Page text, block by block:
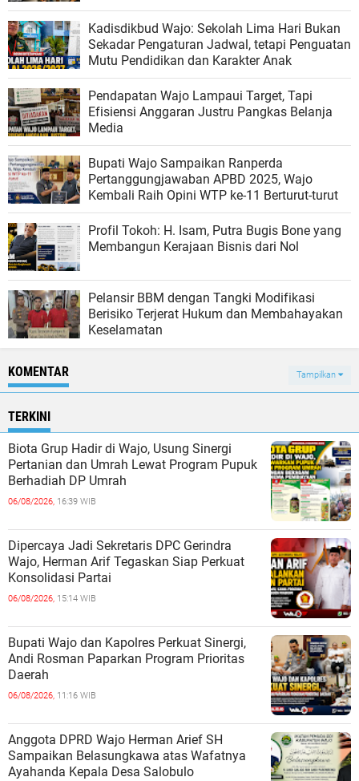
Kadisdikbud Wajo: Sekolah Lima Hari Bukan
Sekadar Pengaturan Jadwal, tetapi Penguatan
Mutu Pendidikan dan Karakter Anak
Pendapatan Wajo Lampaui Target, Tapi
Efisiensi Anggaran Justru Pangkas Belanja
Media
Bupati Wajo Sampaikan Ranperda
Pertanggungjawaban APBD 2025, Wajo
Kembali Raih Opini WTP ke-11 Berturut-turut
Profil Tokoh: H. Isam, Putra Bugis Bone yang
Membangun Kerajaan Bisnis dari Nol
Pelansir BBM dengan Tangki Modifikasi
Berisiko Terjerat Hukum dan Membahayakan
Keselamatan
KOMENTAR Tampilkan
TERKINI
Biota Grup Hadir di Wajo, Usung Sinergi
Pertanian dan Umrah Lewat Program Pupuk
Berhadiah DP Umrah
06/08/2026, 16:39 WIB
Dipercaya Jadi Sekretaris DPC Gerindra
Wajo, Herman Arif Tegaskan Siap Perkuat
Konsolidasi Partai
06/08/2026, 15:14 WIB
Bupati Wajo dan Kapolres Perkuat Sinergi,
Andi Rosman Paparkan Program Prioritas
Daerah
06/08/2026, 11:16 WIB
Anggota DPRD Wajo Herman Arief SH
Sampaikan Belasungkawa atas Wafatnya
Ayahanda Kepala Desa Salobulo